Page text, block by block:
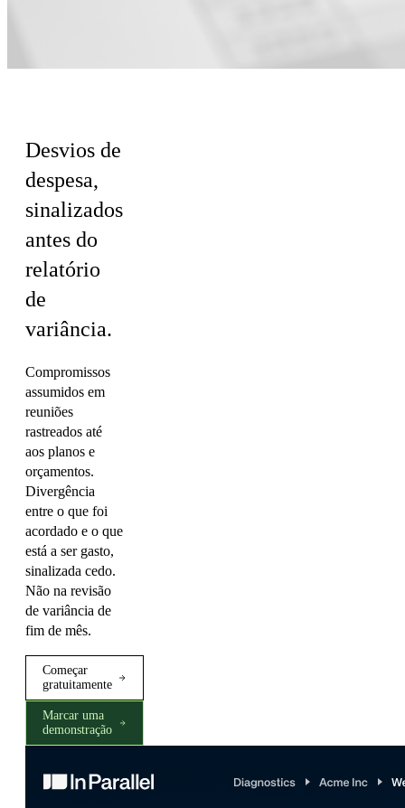
Desvios de
despesa,
sinalizados
antes do
relatório
de
variância.
Compromissos
assumidos em
reuniões
rastreados até
aos planos e
orçamentos.
Divergência
entre o que foi
acordado e o que
está a ser gasto,
sinalizada cedo.
Não na revisão
de variância de
fim de mês.
Começar
gratuitamente
Marcar uma
demonstração